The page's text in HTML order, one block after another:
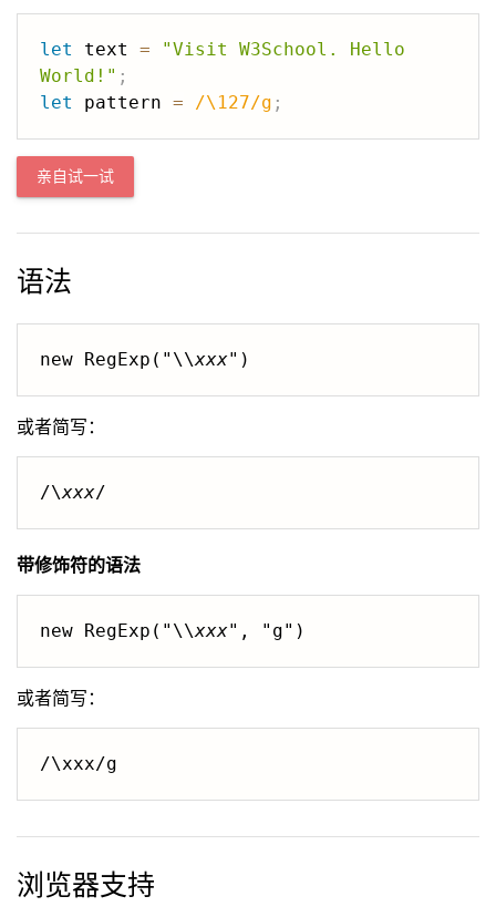
let text =
"Visit W3School. Hello
World!" ;
let
pattern = /\127/g ;
亲自试一试
语法
new RegExp("\\xxx")
或者简写：
/\xxx/
带修饰符的语法
new RegExp("\\xxx", "g")
或者简写：
/\xxx/g
浏览器支持